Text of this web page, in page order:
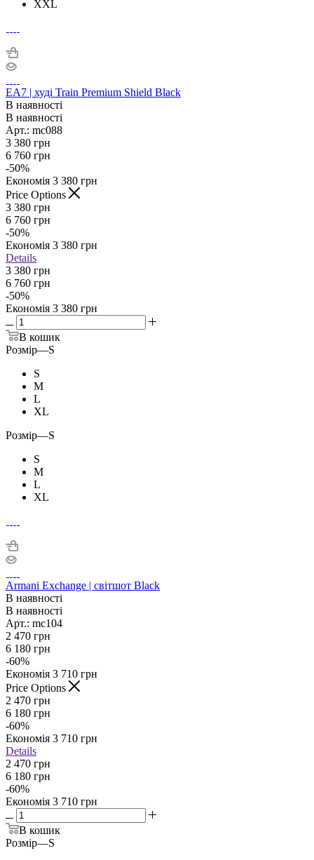
XXL
EA7 | худі Train Premium Shield Black
В наявності
В наявності
Арт.: mc088
3 380 грн
6 760 грн
-50%
Економія 3 380 грн
Price Options
3 380 грн
6 760 грн
-50%
Економія 3 380 грн
Details
3 380 грн
6 760 грн
-50%
Економія 3 380 грн
В кошик
Розмір—S
S
M
L
XL
Розмір—S
S
M
L
XL
Armani Exchange | світшот Black
В наявності
В наявності
Арт.: mc104
2 470 грн
6 180 грн
-60%
Економія 3 710 грн
Price Options
2 470 грн
6 180 грн
-60%
Економія 3 710 грн
Details
2 470 грн
6 180 грн
-60%
Економія 3 710 грн
В кошик
Розмір—S